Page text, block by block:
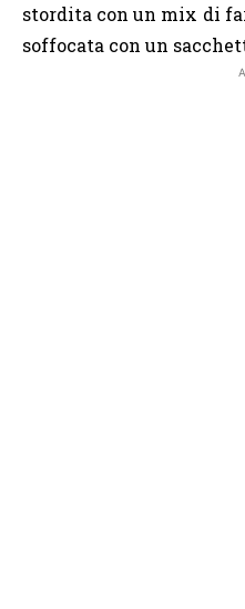
stordita con un mix di
soffocata con un